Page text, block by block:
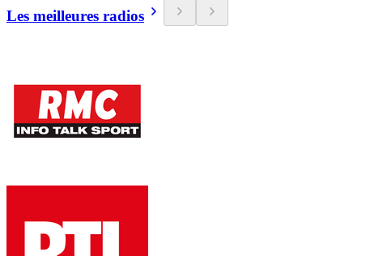
Les meilleures radios